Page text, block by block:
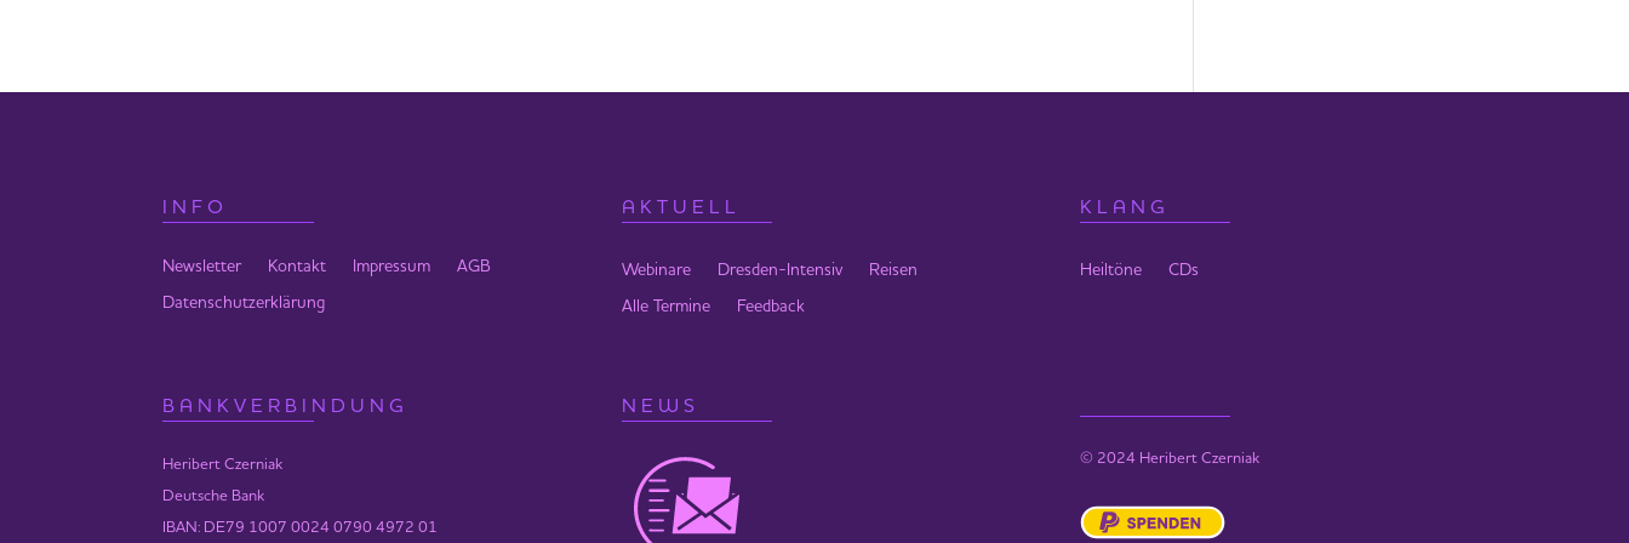
Heribert Czerniak
IBANDE79 1007 0024 0790 4972 01
BIC
Anzahl Teilnehmer:
INFO
Newsletter Kontakt Impressum
AGB
Datenschutzerklärung
AKTUELL
Webinare Dresden-Intensiv
Reisen
Alle Termine
Feedback
KLANG
Heiltöne CDs
BANKVERBINDUNG
Heribert Czerniak
Deutsche Bank
IBAN: DE79 1007 0024 0790 4972 01
NEWS
© 2024 Heribert Czerniak